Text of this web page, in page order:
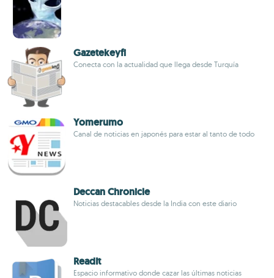
Gazetekeyfi
Conecta con la actualidad que llega desde Turquía
Yomerumo
Canal de noticias en japonés para estar al tanto de todo
Deccan Chronicle
Noticias destacables desde la India con este diario
ReadIt
Espacio informativo donde cazar las últimas noticias